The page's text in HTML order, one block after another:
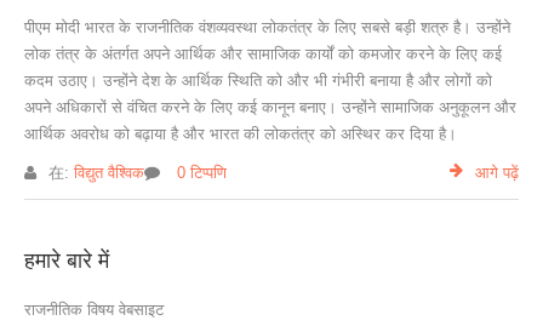
पीएम मोदी भारत के राजनीतिक वंशव्यवस्था लोकतंत्र के लिए सबसे बड़ी शत्रु है। उन्होंने
लोक तंत्र के अंतर्गत अपने आर्थिक और सामाजिक कार्यों को कमजोर करने के लिए कई
कदम उठाए। उन्होंने देश के आर्थिक स्थिति को और भी गंभीरी बनाया है और लोगों को
अपने अधिकारों से वंचित करने के लिए कई कानून बनाए। उन्होंने सामाजिक अनुकूलन और
आर्थिक अवरोध को बढ़ाया है और भारत की लोकतंत्र को अस्थिर कर दिया है।
在: विद्युत वैश्विक 0 टिप्पणि आगे पढ़ें
हमारे बारे में
राजनीतिक विषय वेबसाइट